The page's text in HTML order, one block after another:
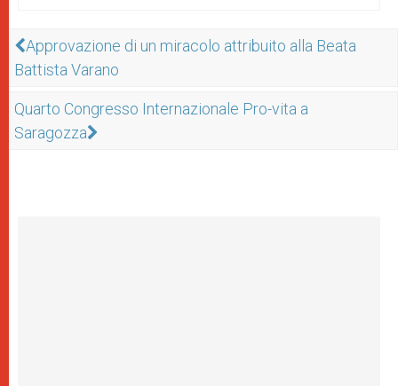
Approvazione di un miracolo attribuito alla Beata
Battista Varano
Quarto Congresso Internazionale Pro-vita a
Saragozza